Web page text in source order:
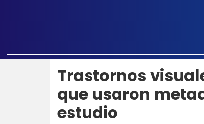
Trastornos
que usaron
estudio